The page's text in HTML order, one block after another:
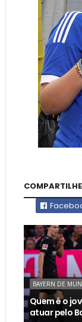
COMPARTILHE
BAYERN DE
Quem é o
atuar pelo